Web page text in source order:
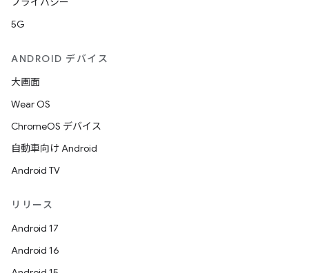
5G
ANDROID デバイス
大画面
Wear OS
ChromeOS デバイス
自動車向け Android
Android TV
リリース
Android 17
Android 16